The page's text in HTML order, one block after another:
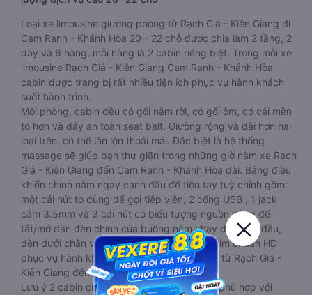
Loại xe limousine giường phòng từ Rạch Giá - Kiên Giang đi
Cam Ranh - Khánh Hòa 20 - 22 chỗ được chia làm 2 tầng, 2
dãy và 6 hàng, mỗi hàng là 2 cabin riêng biệt. Trong mỗi xe
limousine Rạch Giá - Kiên Giang Cam Ranh - Khánh Hòa
cabin được trang bị rất nhiều tiện ích phục vụ hành khách
suốt hành trình.
Mỗi phòng, cabin đều có gối nằm rời, có gối ôm, có cái mền
to hơn và dây an toàn seat belt. Giường rộng và dài hơn hai
loại trên, có thể lăn lộn thoải mái. Đặc biệt là hệ thống
massage sẽ giúp bạn thư giãn trong những giờ nằm xe Rạch
Giá - Kiên Giang đến Cam Ranh - Khánh Hòa dài. Bảng điều
khiển chính nằm ngay cạnh đầu để tiện tay tuỳ chỉnh gồm:
một cái nút to đùng để gọi tiếp viên, 2 cổng USB , 1 jack
cắm 3.5mm và 3 cái nút có biểu tượng nguồn dùng để
tắt/mở dàn đèn chính của buồng nằm chạy dọc trên đầu,
đèn dưới chân và màn hình tv có đầy đủ phim chuẩn HD
phục vụ hành khách giải trí trong chuyến đi từ Rạch Giá -
Kiên Giang đến Cam Ranh - Khánh Hòa.
Lưu ý 2 cabin cuối thường thiết kế nhỏ hơn phù hợp với